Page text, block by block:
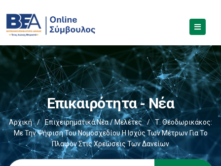
Επικαιρότητα - Νέα
Αρχική / Επιχειρηματικά Νέα / Μελέτες /
Τ. Θεοδωρικάκος:
Με Την Ψήφιση Του Νομοσχεδίου Η Ισχύς Των Μέτρων Για Το
Πλαφόν Στις Χρεώσεις Των Δανείων